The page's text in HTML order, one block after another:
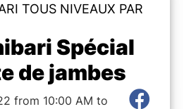
TOUS NIVEAUX PAR
Spécial
de jambes
from 10:00 AM to